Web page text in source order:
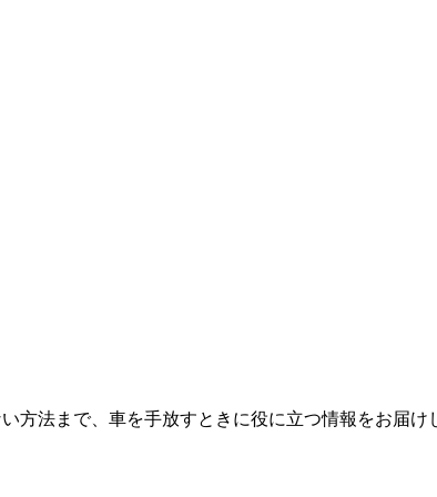
方法まで、車を手放すときに役に立つ情報をお届け